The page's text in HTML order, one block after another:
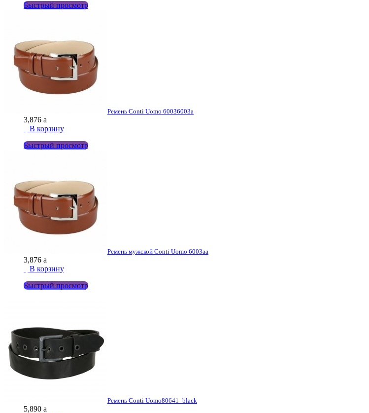
Быстрый просмотр
Ремень Conti Uomo 60036003a
3,876 a
В корзину
Быстрый просмотр
Ремень мужской Conti Uomo 6003aa
3,876 a
В корзину
Быстрый просмотр
Ремень Conti Uomo80641_black
5,890 a